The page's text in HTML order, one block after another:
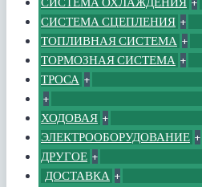
СИСТЕМА СЦЕПЛЕНИЯ +
ТОПЛИВНАЯ СИСТЕМА +
ТОРМОЗНАЯ СИСТЕМА +
ТРОСА +
+
ХОДОВАЯ +
ЭЛЕКТРООБОРУДОВАНИЕ +
ДРУГОЕ +
ДОСТАВКА +